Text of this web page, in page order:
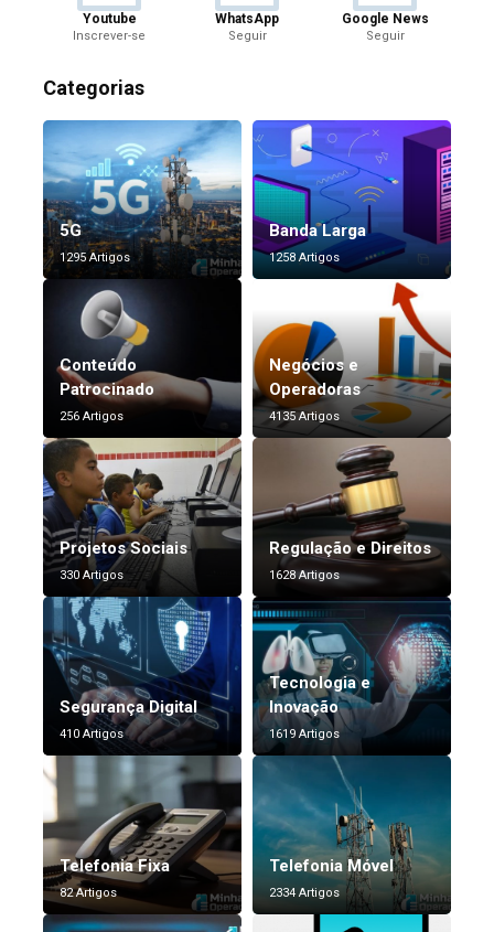
Youtube
Inscrever-se
WhatsApp
Seguir
Google News
Seguir
Categorias
5G
1295 Artigos
Banda Larga
1258 Artigos
Conteúdo
Patrocinado
256 Artigos
Negócios e
Operadoras
4135 Artigos
Projetos Sociais
330 Artigos
Regulação e Direitos
1628 Artigos
Segurança Digital
410 Artigos
Tecnologia e
Inovação
1619 Artigos
Telefonia Fixa
82 Artigos
Telefonia Móvel
2334 Artigos